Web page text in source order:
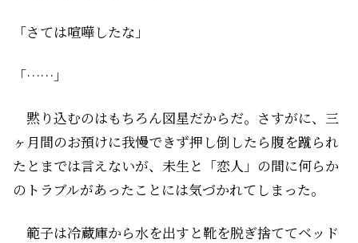
「さては喧嘩したな」
「……」
黙り込むのはもちろん図星だからだ。さすがに、三
ヶ月間のお預けに我慢できず押し倒したら腹を蹴られ
た――とまでは言えないが、未生と「恋人」の間に何らか
のトラブルがあったことには気づかれてしまった。
範子は冷蔵庫から水を出すと靴を脱ぎ捨ててベッド